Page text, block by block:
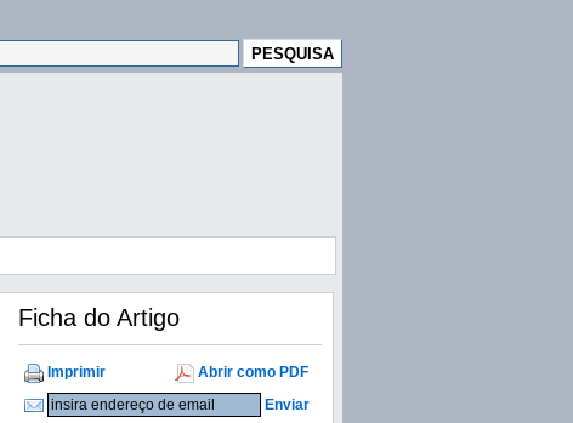
Ficha do Artigo
Imprimir
Abrir como PDF
Enviar